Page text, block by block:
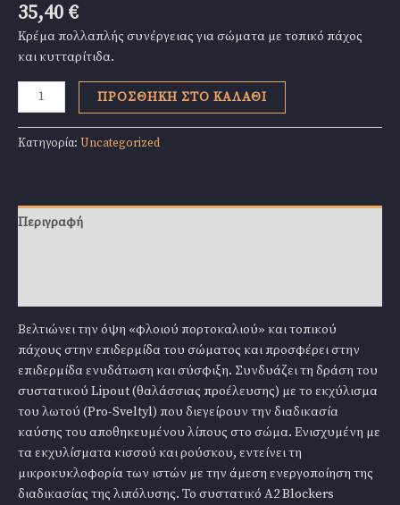
35,40 €
Κρέμα πολλαπλής συνέργειας για σώματα με τοπικό πάχος
και κυτταρίτιδα.
Juliette
Armand
Bs
Lipout
200ml
ποσότητα
ΠΡΟΣΘΉΚΗ ΣΤΟ ΚΑΛΆΘΙ
Κατηγορία: Uncategorized
Περιγραφή
Βελτιώνει την όψη «φλοιού πορτοκαλιού» και τοπικού
πάχους στην επιδερμίδα του σώματος και προσφέρει στην
επιδερμίδα ενυδάτωση και σύσφιξη. Συνδυάζει τη δράση του
συστατικού Lipout (θαλάσσιας προέλευσης) με το εκχύλισμα
του λωτού (Pro-Sveltyl) που διεγείρουν την διαδικασία
καύσης του αποθηκευμένου λίπους στο σώμα. Ενισχυμένη με
τα εκχυλίσματα κισσού και ρούσκου, εντείνει τη
μικροκυκλοφορία των ιστών με την άμεση ενεργοποίηση της
διαδικασίας της λιπόλυσης. Το συστατικό A2 Blockers